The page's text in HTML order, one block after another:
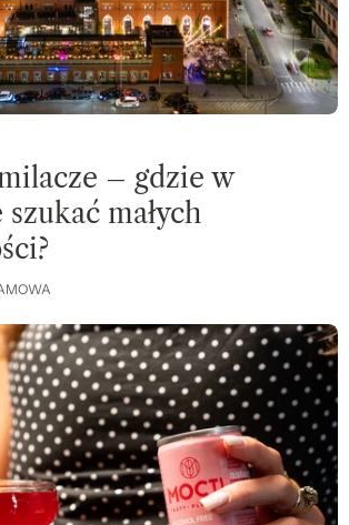
– gdzie w
małych